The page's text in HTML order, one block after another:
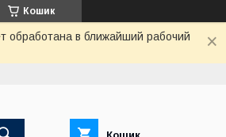
Кошик
обработана в ближайший рабочий